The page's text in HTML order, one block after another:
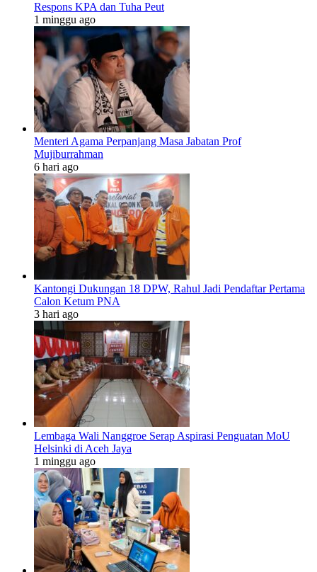
Respons KPA dan Tuha Peut
1 minggu ago
Menteri Agama Perpanjang Masa Jabatan Prof
Mujiburrahman
6 hari ago
Kantongi Dukungan 18 DPW, Rahul Jadi Pendaftar Pertama
Calon Ketum PNA
3 hari ago
Lembaga Wali Nanggroe Serap Aspirasi Penguatan MoU
Helsinki di Aceh Jaya
1 minggu ago